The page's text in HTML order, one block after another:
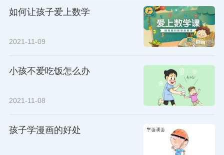
如何让孩子爱上数学
2021-11-09
小孩不爱吃饭怎么办
2021-11-08
孩子学漫画的好处